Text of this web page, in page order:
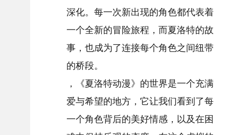
深化。每一次新出现的角色都代表着
一个全新的冒险旅程，而夏洛特的故
事，也成为了连接每个角色之间纽带
的桥段。
，《夏洛特动漫》的世界是一个充满
爱与希望的地方，它让我们看到了每
一个角色背后的美好情感，以及在困